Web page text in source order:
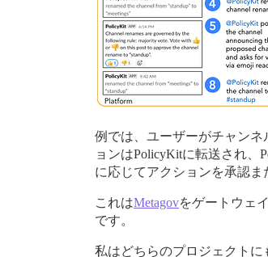
例では、ユーザーがチャン
ョンはPolicyKitに転送され
に応じてアクションを承認ま
これはMetagovをゲートウェ
です。
私はどちらのプロジェクトに